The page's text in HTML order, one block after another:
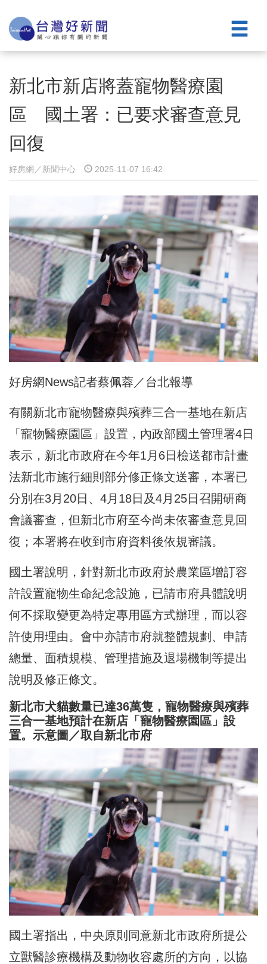
新北市新店將蓋寵物醫療園
區 國土署：已要求審查意見
回復
好房網／新聞中心 2025-11-07 16:42
好房網News記者蔡佩蓉／台北報導
有關新北市寵物醫療與殯葬三合一基地在新店
「寵物醫療園區」設置，內政部國土管理署4日
表示，新北市政府在今年1月6日檢送都市計畫
法新北市施行細則部分修正條文送審，本署已
分別在3月20日、4月18日及4月25日召開研商
會議審查，但新北市府至今尚未依審查意見回
復；本署將在收到市府資料後依規審議。
國土署說明，針對新北市政府於農業區增訂容
許設置寵物生命紀念設施，已請市府具體說明
何不採取變更為特定專用區方式辦理，而以容
許使用理由。會中亦請市府就整體規劃、申請
總量、面積規模、管理措施及退場機制等提出
說明及修正條文。
新北市犬貓數量已達36萬隻，寵物醫療與殯葬
三合一基地預計在新店「寵物醫療園區」設
置。示意圖／取自新北市府
國土署指出，中央原則同意新北市政府所提公
立獸醫診療機構及動物收容處所的方向，以協